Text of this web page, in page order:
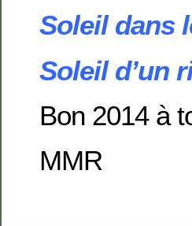
Soleil dans
Soleil d’un
Bon 2014 à
MMR